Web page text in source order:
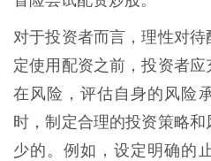
对于投资者而言，理性对
定使用配资之前，投资者
在风险，评估自身的风险
时，制定合理的投资策略
少的。例如，设定明确的